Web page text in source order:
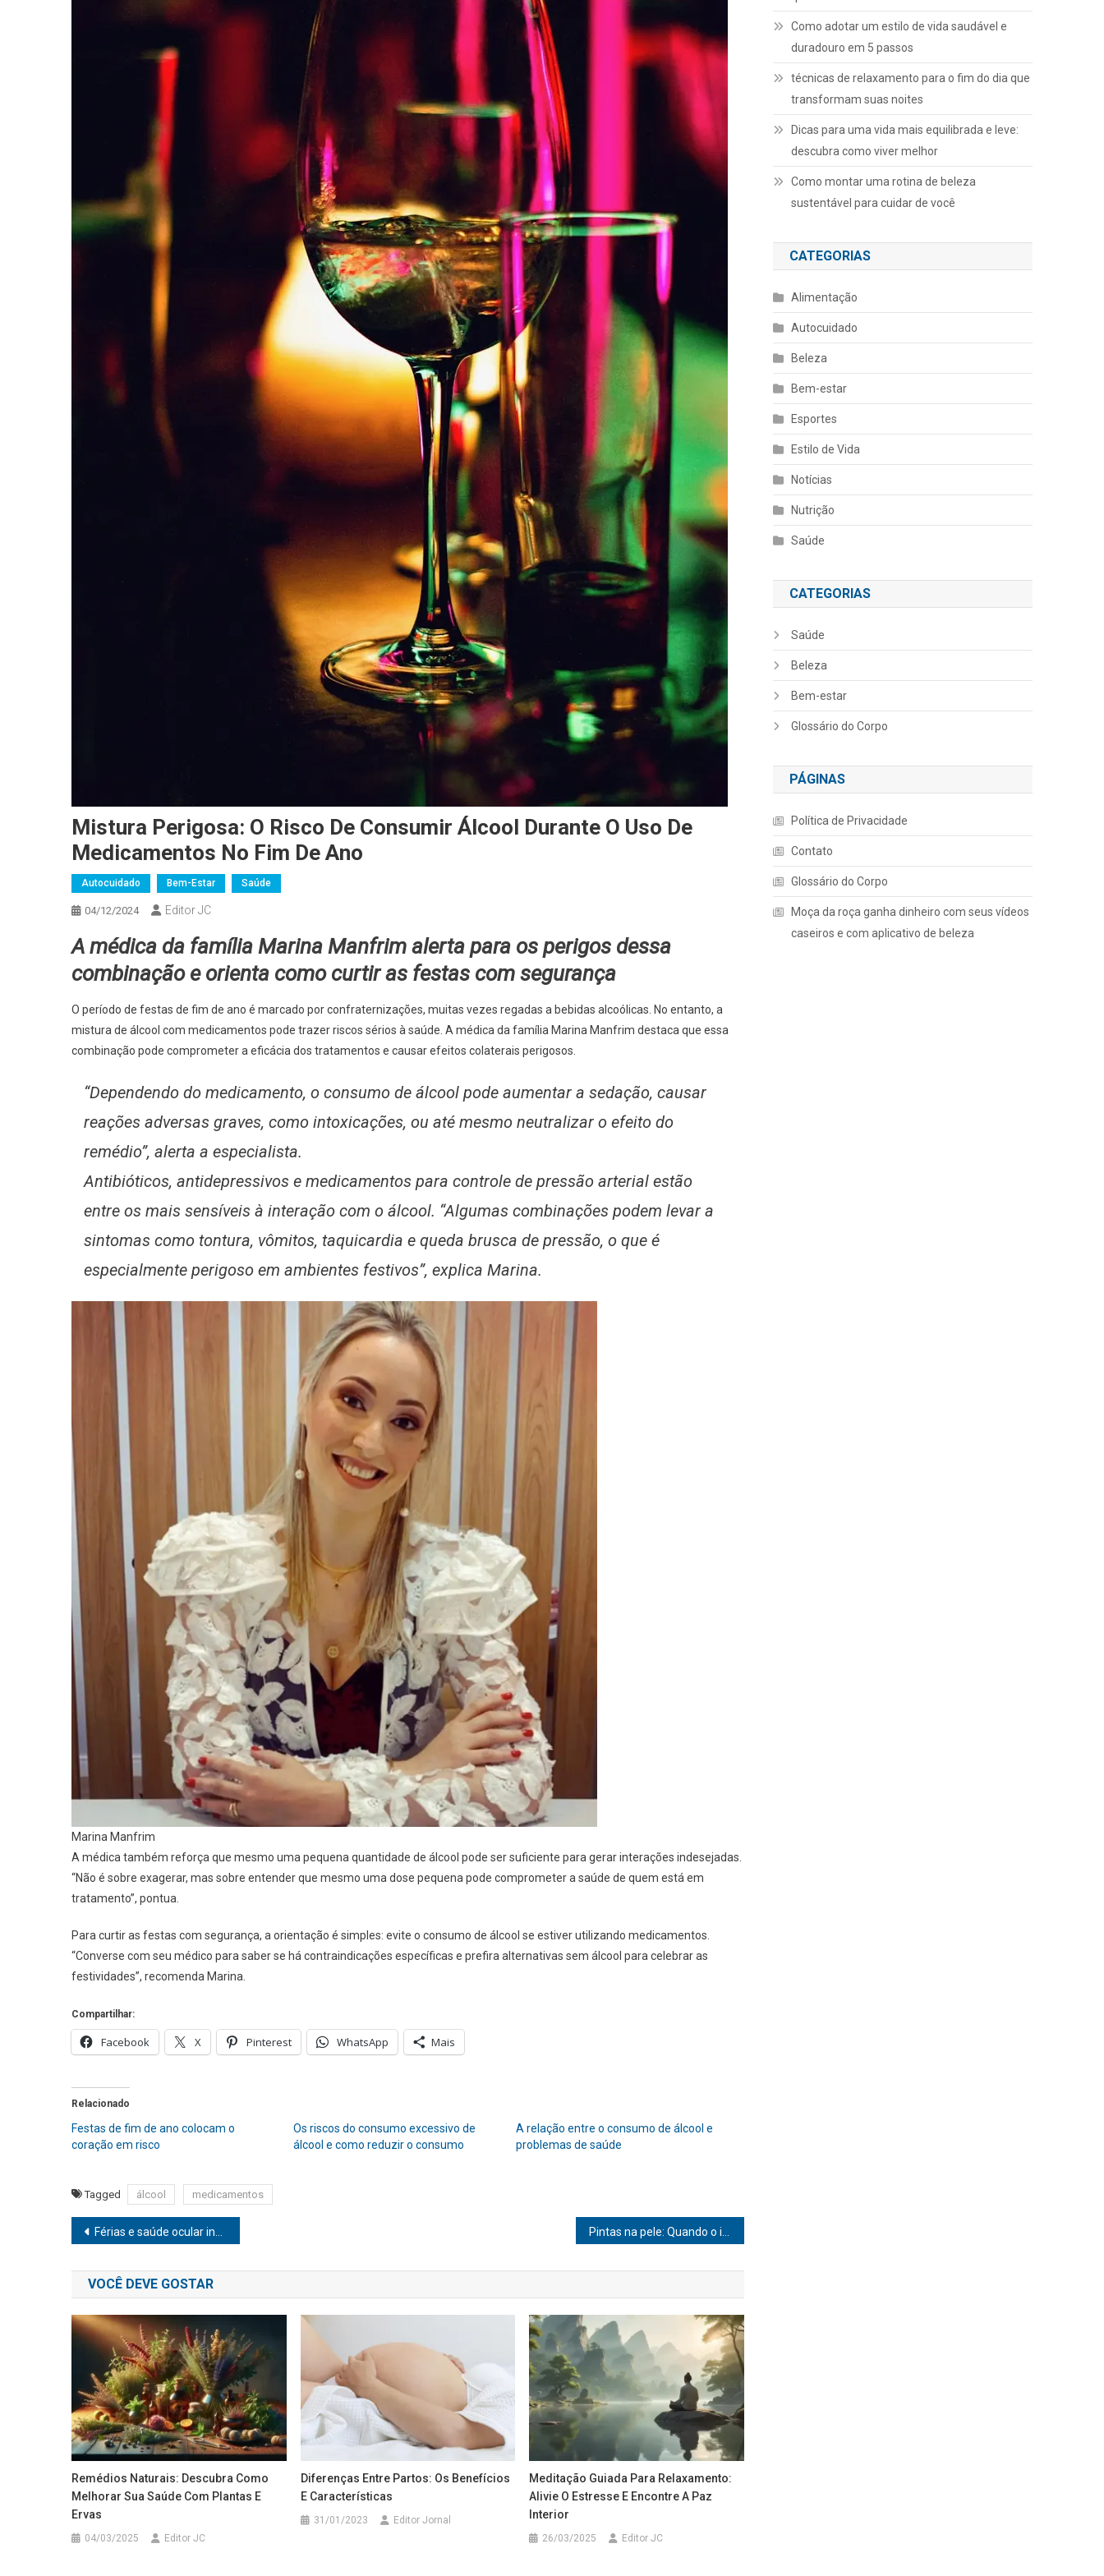
Mistura Perigosa: O Risco De Consumir Álcool Durante O Uso De
Medicamentos No Fim De Ano
Autocuidado Bem-Estar Saúde
04/12/2024 Editor JC
A médica da família Marina Manfrim alerta para os perigos dessa
combinação e orienta como curtir as festas com segurança
O período de festas de fim de ano é marcado por confraternizações, muitas vezes regadas a bebidas alcoólicas. No entanto, a
mistura de álcool com medicamentos pode trazer riscos sérios à saúde. A médica da família Marina Manfrim destaca que essa
combinação pode comprometer a eficácia dos tratamentos e causar efeitos colaterais perigosos.
“Dependendo do medicamento, o consumo de álcool pode aumentar a sedação, causar
reações adversas graves, como intoxicações, ou até mesmo neutralizar o efeito do
remédio”, alerta a especialista.
Antibióticos, antidepressivos e medicamentos para controle de pressão arterial estão
entre os mais sensíveis à interação com o álcool. “Algumas combinações podem levar a
sintomas como tontura, vômitos, taquicardia e queda brusca de pressão, o que é
especialmente perigoso em ambientes festivos”, explica Marina.
Marina Manfrim
A médica também reforça que mesmo uma pequena quantidade de álcool pode ser suficiente para gerar interações indesejadas.
“Não é sobre exagerar, mas sobre entender que mesmo uma dose pequena pode comprometer a saúde de quem está em
tratamento”, pontua.
Para curtir as festas com segurança, a orientação é simples: evite o consumo de álcool se estiver utilizando medicamentos.
“Converse com seu médico para saber se há contraindicações específicas e prefira alternativas sem álcool para celebrar as
festividades”, recomenda Marina.
Compartilhar:
Facebook X Pinterest WhatsApp Mais
Relacionado
Festas de fim de ano colocam o
coração em risco
Os riscos do consumo excessivo de
álcool e como reduzir o consumo
A relação entre o consumo de álcool e
problemas de saúde
Tagged álcool medicamentos
Navegação
de
Post
Férias e saúde ocular infantil
VOCÊ DEVE GOSTAR
Remédios Naturais: Descubra Como
Melhorar Sua Saúde Com Plantas E
Ervas
04/03/2025 Editor JC
Diferenças Entre Partos: Os Benefícios
E Características
31/01/2023 Editor Jornal
Meditação Guiada Para Relaxamento:
Alivie O Estresse E Encontre A Paz
Interior
26/03/2025 Editor JC
Como adotar um estilo de vida saudável e
duradouro em 5 passos
técnicas de relaxamento para o fim do dia que
transformam suas noites
Dicas para uma vida mais equilibrada e leve:
descubra como viver melhor
Como montar uma rotina de beleza
sustentável para cuidar de você
CATEGORIAS
Alimentação
Autocuidado
Beleza
Bem-estar
Esportes
Estilo de Vida
Notícias
Nutrição
Saúde
CATEGORIAS
Saúde
Beleza
Bem-estar
Glossário do Corpo
PÁGINAS
Política de Privacidade
Contato
Glossário do Corpo
Moça da roça ganha dinheiro com seus vídeos
caseiros e com aplicativo de beleza